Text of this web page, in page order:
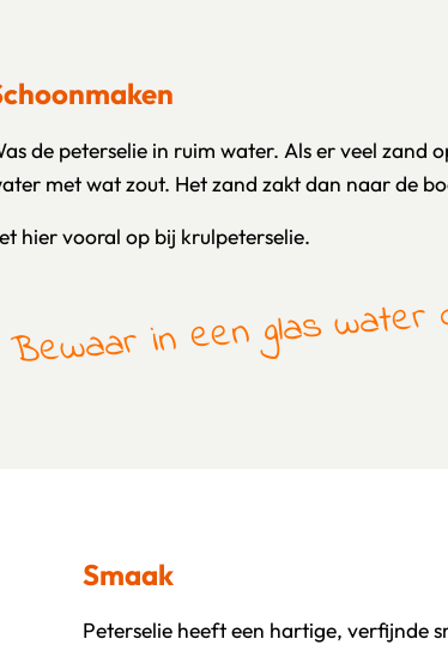
de peterselie in ruim water. Als er veel zand
met wat zout. Het zand zakt dan naar de
hier vooral op bij krulpeterselie.
Bewaar in een glas
Smaak
Peterselie heeft een hartige, verfijnde